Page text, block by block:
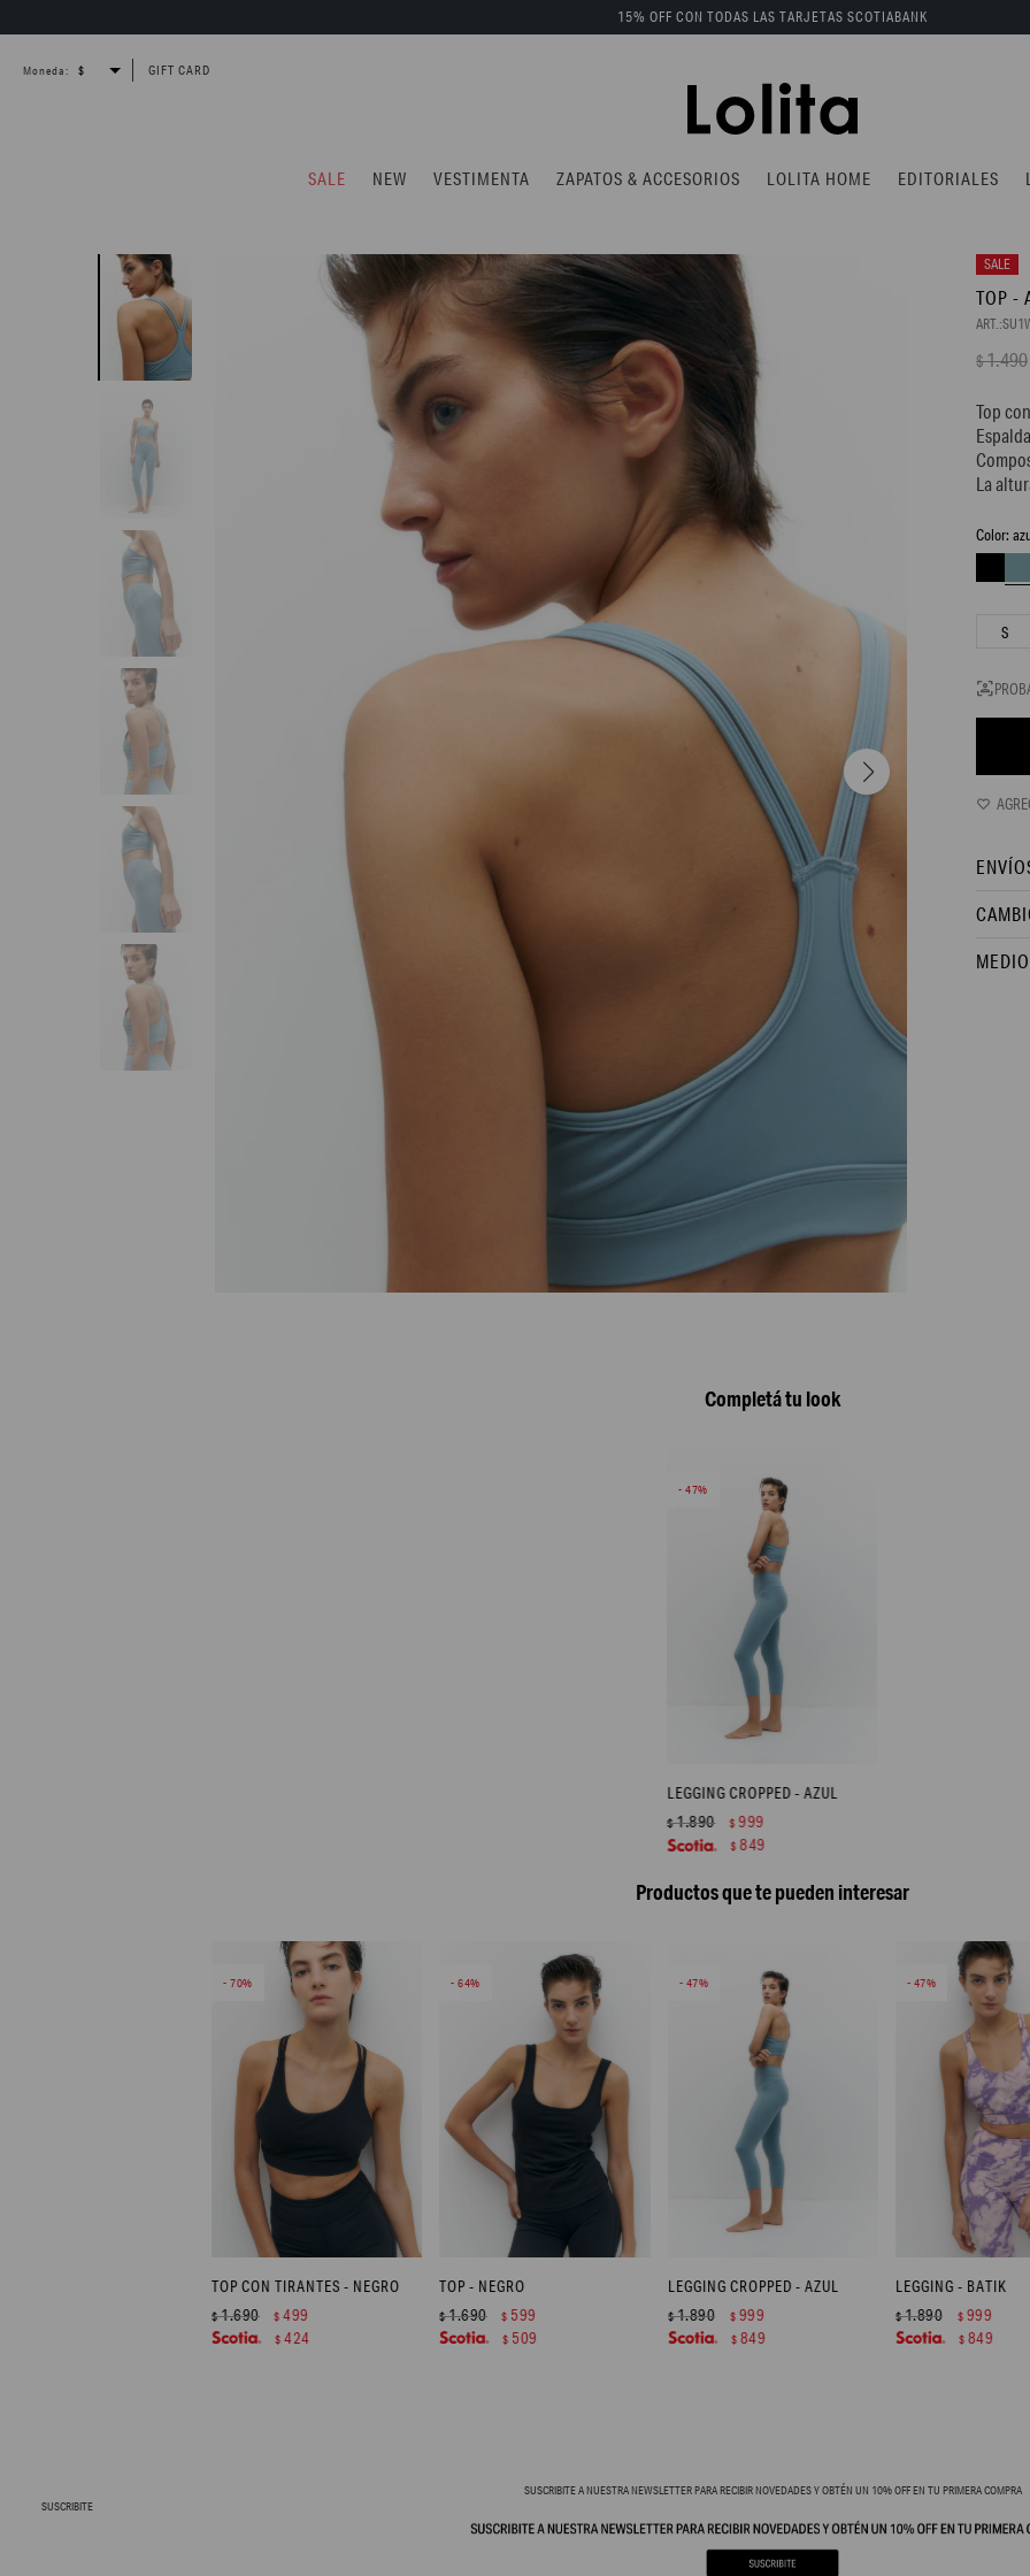
SALE NEW VESTIMENTA ZAPATOS & ACCESORIOS LOLITA HOME EDITORIALES
15% OFF CON TODAS LAS TARJETAS SCOTIABANK
Moneda: GIFT CARD
TOP -
$1.490
Top
La
S
Completá tu look
47
LEGGING CROPPED - AZUL
$1.890 $999
$849
Productos que te pueden interesar
70
TOP CON TIRANTES - NEGRO
$1.690 $ 499
$ 424
64
TOP - NEGRO
$1.690 $ 599
$ 509
47
LEGGING CROPPED - AZUL
$1.890 $ 999
$ 849
47
LEGGING - BATIK
$1.890 $ 999
$ 849
SUSCRIBITE A NUESTRA NEWSLETTER PARA RECIBIR NOVEDADES Y OBTÉN UN 10% OFF EN TU PRIMERA COMPRA
SUSCRIBITE